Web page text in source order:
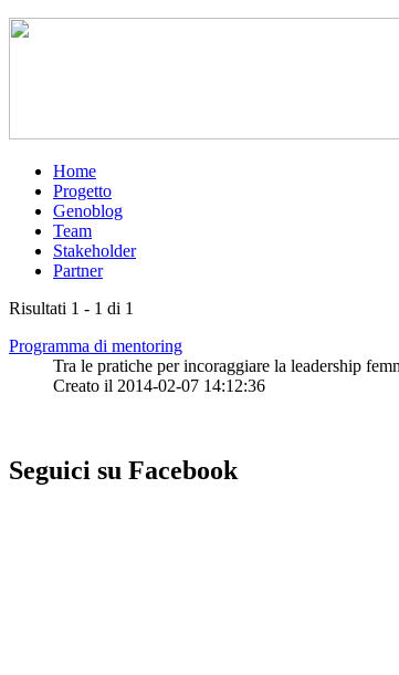
Home
Progetto
Genoblog
Team
Stakeholder
Partner
Risultati 1 - 1 di 1
Programma di mentoring
Tra le pratiche per incoraggiare la leadership
Creato il 2014-02-07 14:12:36
Seguici su Facebook